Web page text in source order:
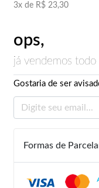
3x de R$ 23,30
ops,
já vendemos todo
Gostaria de ser
Formas de